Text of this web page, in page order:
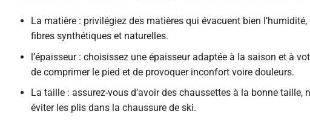
La matière : privilégiez des matières qui évacuent bien
fibres synthétiques et naturelles.
l’épaisseur : choisissez une épaisseur adaptée à la saison et à
de comprimer le pied et de provoquer inconfort voire douleurs.
La taille : assurez-vous d’avoir des chaussettes à la bonne
éviter les plis dans la chaussure de ski.